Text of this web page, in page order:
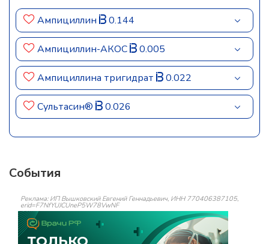
Ампициллин 0.144
Ампициллин-АКОС 0.005
Ампициллина тригидрат 0.022
Сультасин® 0.026
События
Реклама: ИП Вышковский Евгений Геннадьевич, ИНН 770406387105,
erid=F7NfYUJCUneP5W78VwNF